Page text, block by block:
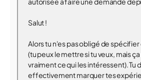
Salut !
Alors tu n'es pas obligé de spécifier
(tu peux le mettre si tu veux, mais
vraiment ce qui les intéressent). Tu
effectivement marquer tes